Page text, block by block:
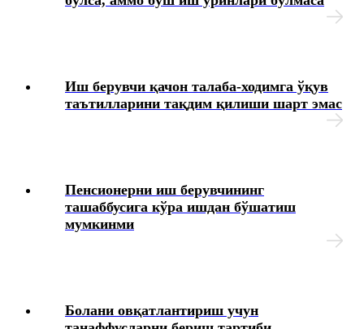
Кадрларга доир ҳужжатлар
Ижтимоий таъминот
Меҳнат дафтарчаси
Иш берувчи қачон талаба-ходимга ўқув
таътилларини тақдим қилиши шарт эмас
Пенсионерни иш берувчининг
ташаббусига кўра ишдан бўшатиш
мумкинми
Болани овқатлантириш учун